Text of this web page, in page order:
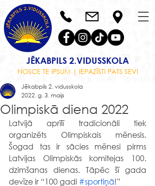
JĒKABPILS 2.VIDUSSKOLA
NOSCE TE IPSUM | IEPAZĪSTI PATS SEVI
Olimpiskā diena 2022
Jēkabpils 2. vidusskola
2022. g. 3. maijs
Latvijā aprīlī tradicionāli tiek
organizēts Olimpiskais mēnesis.
Šogad tas ir sācies mēnesi pirms
Latvijas Olimpiskās komitejas 100.
dzimšanas dienas. Tāpēc šī gada
devīze ir “100 gadi #sportiņā!”